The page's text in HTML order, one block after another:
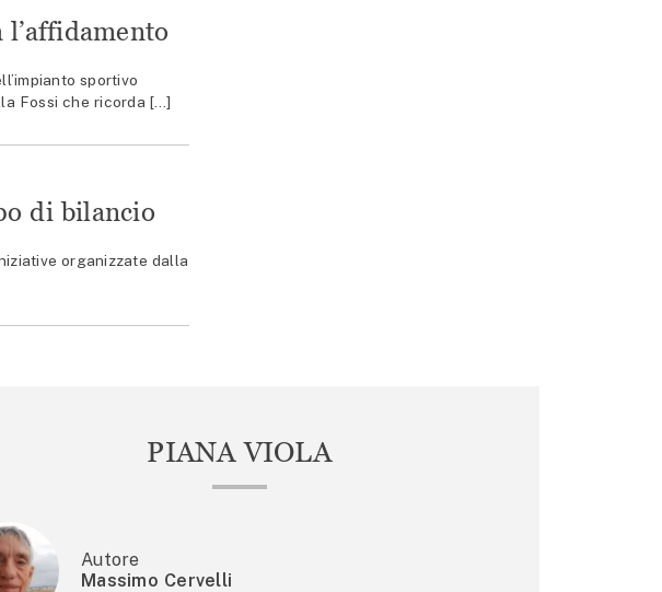
sportivo
Fossi che ricorda […]
di bilancio
organizzate dalla
PIANA VIOLA
Autore
Massimo Cervelli